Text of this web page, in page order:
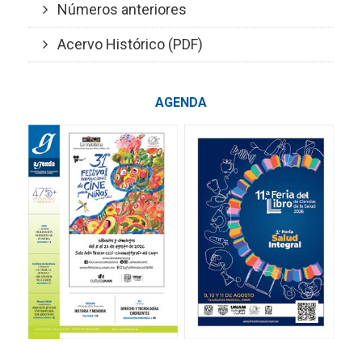
Números anteriores
Acervo Histórico (PDF)
AGENDA